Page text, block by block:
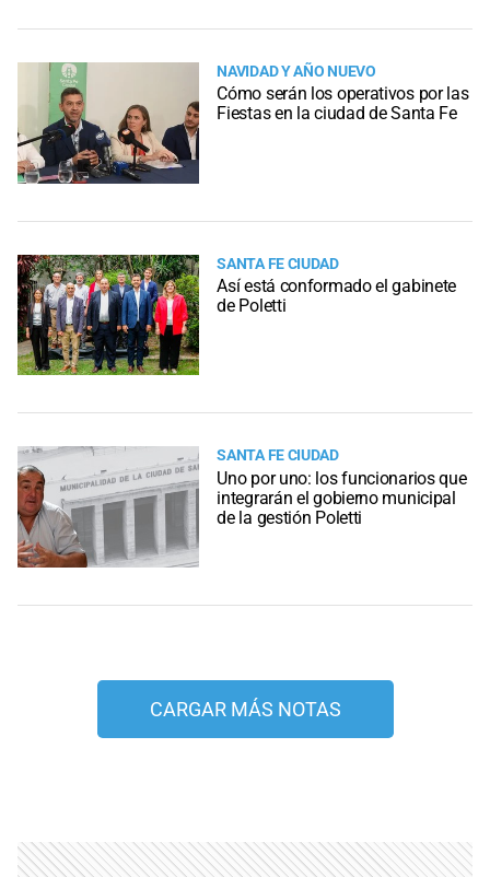
NAVIDAD Y AÑO NUEVO
Cómo serán los operativos por las
Fiestas en la ciudad de Santa Fe
SANTA FE CIUDAD
Así está conformado el gabinete
de Poletti
SANTA FE CIUDAD
Uno por uno: los funcionarios que
integrarán el gobierno municipal
de la gestión Poletti
CARGAR MÁS NOTAS